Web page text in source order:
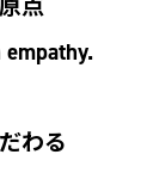
点
わる